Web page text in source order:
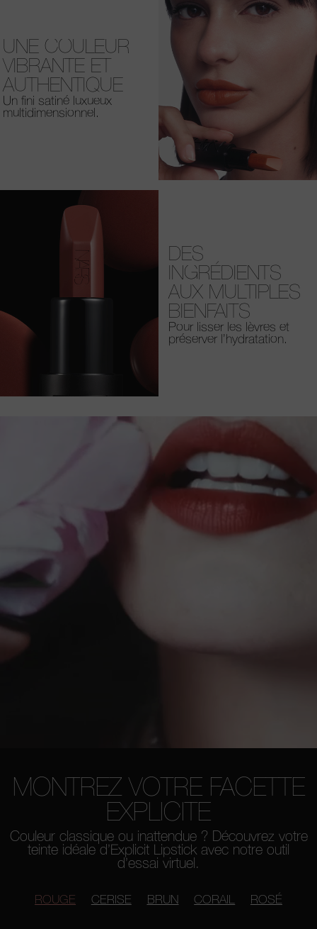
UNE COULEUR
VIBRANTE ET
AUTHENTIQUE
Un fini satiné luxueux
multidimensionnel.
DES
INGRÉDIENTS
AUX MULTIPLES
BIENFAITS
Pour lisser les lèvres et
préserver l’hydratation.
MONTREZ VOTRE FACETTE
EXPLICITE
Couleur classique ou inattendue ? Découvrez votre
teinte idéale d’Explicit Lipstick avec notre outil
d’essai virtuel.
ROUGE CERISE BRUN CORAIL ROSÉ